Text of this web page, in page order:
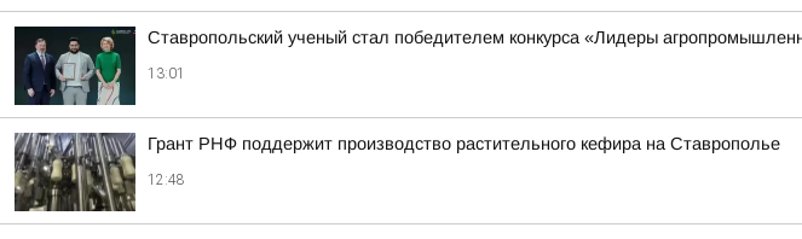
Ставропольский ученый стал победителем конкурса «Лидеры
13:01
Грант РНФ поддержит производство растительного кефира на Ставрополье
12:48